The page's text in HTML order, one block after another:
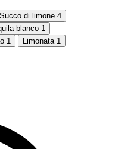
Succo di limone 4
blanco 1
1 Limonata 1